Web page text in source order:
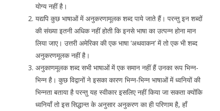
योग्य नहीं है।
यद्यपि कुछ भाषाओं में अनुकरणामूलक शब्द पाये जाते हैं। परन्तु इन शब्दों
की संख्या इतनी अधिक नहीं होती कि इनसे भाषा का उत्पन्न होना मान
लिया जाए। उत्तरी अमेरिका की एक भाषा ‘अथवाकन’ में तो एक भी शब्द
अनुकरणमूलक नहीं है।
अनुकाणमूलक शब्द सभी भाषाओं में एक समान नहीं हैं उनका रूप भिन्न-
भिन्न है। कुछ विद्वानों ने इसका कारण भिन्न-भिन्न भाषाओं में ध्वनियों की
भिन्नता बताया है परन्तु यह स्वीकार इसलिए नहीं किया जा सकता क्योंकि
ध्वनियाँ तो इस सिद्धान्त के अनुसार अनुकरण का ही परिणाम है, हाँ